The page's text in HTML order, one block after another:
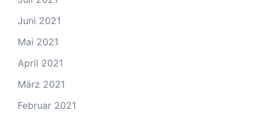
Juni 2021
Mai 2021
April 2021
März 2021
Februar 2021